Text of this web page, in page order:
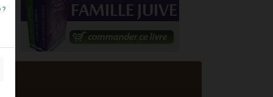
?